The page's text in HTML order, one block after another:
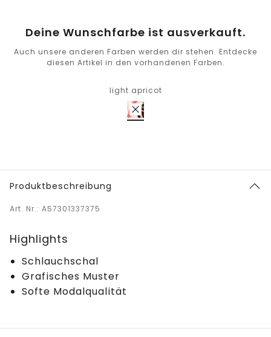
Deine Wunschfarbe ist ausverkauft.
Auch unsere anderen Farben werden dir stehen. Entdecke
diesen Artikel in den vorhandenen Farben.
light apricot
Produktbeschreibung
Art. Nr.: A57301337375
Highlights
Schlauchschal
Grafisches Muster
Softe Modalqualität